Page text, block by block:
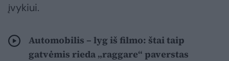
įvykiui.
Automobilis – lyg iš filmo: štai taip
gatvėmis rieda „raggare“ paverstas